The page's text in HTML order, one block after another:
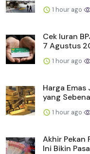
1 hour ago
Cek Iuran
7 Agustus
1 hour ago
Harga
yang
1 hour ago
Akhir Pekan
Ini Bikin